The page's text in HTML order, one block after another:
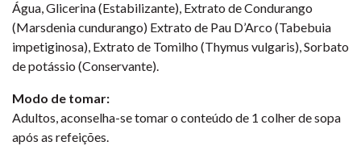
Água, Glicerina (Estabilizante), Extrato de Condurango
(Marsdenia cundurango) Extrato de Pau D’Arco (Tabebuia
impetiginosa), Extrato de Tomilho (Thymus vulgaris), Sorbato
de potássio (Conservante).
Modo de tomar:
Adultos, aconselha-se tomar o conteúdo de 1 colher de sopa
após as refeições.